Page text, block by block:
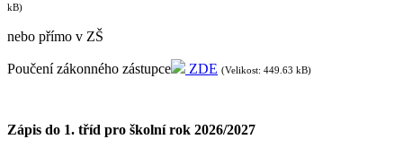
kB)
nebo přímo v ZŠ
Poučení zákonného zástupce ZDE (Velikost: 449.63 kB)
Zápis do 1. tříd pro školní rok 2026/2027